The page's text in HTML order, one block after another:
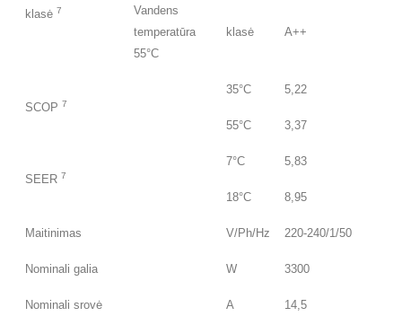
klasė 7
Vandens
temperatūra
55°C
klasė A++
SCOP 7
35°C 5,22
55°C 3,37
SEER 7
7°C 5,83
18°C 8,95
Maitinimas V/Ph/Hz 220-240/1/50
Nominali galia W 3300
Nominali srovė A 14,5